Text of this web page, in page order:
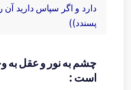
دارد و اگر سپاس داريد
‏پسندد))
چشم به نور و عقل به
است :